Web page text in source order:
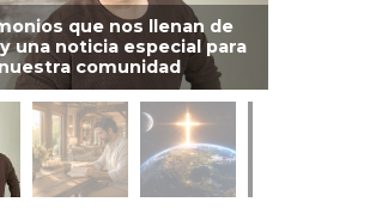
que nos llenan de
una noticia especial para
nuestra comunidad